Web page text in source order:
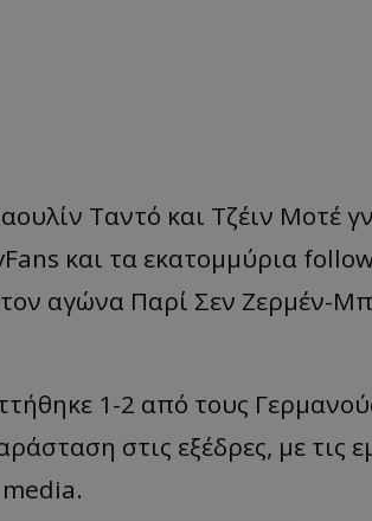
Ταντό και Τζέιν Μοτέ
και τα εκατομμύρια
αγώνα Παρί Σεν Ζερμέν-
1-2 από τους
στις εξέδρες, με τις